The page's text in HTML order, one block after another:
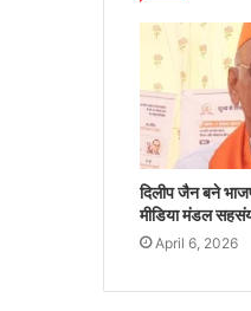
दिलीप जैन बने
मीडिया मंडल
April 6, 2026